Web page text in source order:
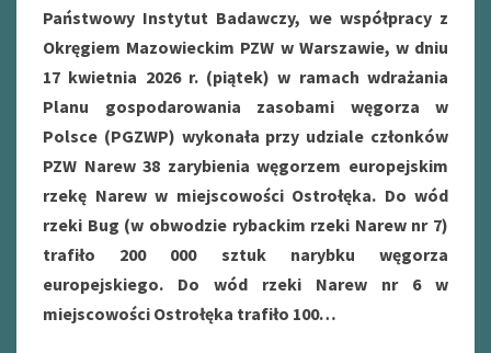
W
M.
OSTROŁĘKA.
Państwowy Instytut Badawczy, we współpracy z
Okręgiem Mazowieckim PZW w Warszawie, w dniu
17 kwietnia 2026 r. (piątek) w ramach wdrażania
Planu gospodarowania zasobami węgorza w
Polsce (PGZWP) wykonała przy udziale członków
PZW Narew 38 zarybienia węgorzem europejskim
rzekę Narew w miejscowości Ostrołęka. Do wód
rzeki Bug (w obwodzie rybackim rzeki Narew nr 7)
trafiło 200 000 sztuk narybku węgorza
europejskiego. Do wód rzeki Narew nr 6 w
miejscowości Ostrołęka trafiło 100…